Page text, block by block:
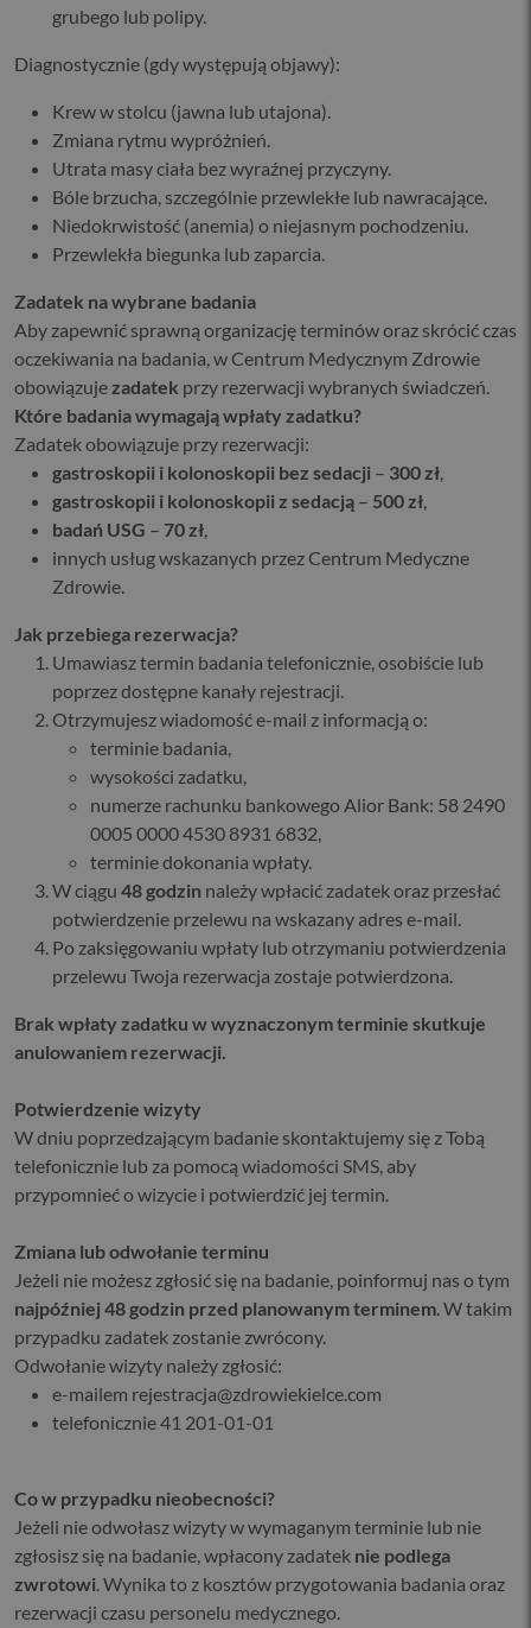
grubego lub polipy.
Diagnostycznie (gdy występują objawy):
Krew w stolcu (jawna lub utajona).
Zmiana rytmu wypróżnień.
Utrata masy ciała bez wyraźnej przyczyny.
Bóle brzucha, szczególnie przewlekłe lub nawracające.
Niedokrwistość (anemia) o niejasnym pochodzeniu.
Przewlekła biegunka lub zaparcia.
Zadatek na wybrane badania
Aby zapewnić sprawną organizację terminów oraz skrócić czas
oczekiwania na badania, w Centrum Medycznym Zdrowie
obowiązuje zadatek przy rezerwacji wybranych świadczeń.
Które badania wymagają wpłaty zadatku?
Zadatek obowiązuje przy rezerwacji:
gastroskopii i kolonoskopii bez sedacji – 300 zł,
gastroskopii i kolonoskopii z sedacją – 500 zł,
badań USG – 70 zł,
innych usług wskazanych przez Centrum Medyczne
Zdrowie.
Jak przebiega rezerwacja?
Umawiasz termin badania telefonicznie, osobiście lub
poprzez dostępne kanały rejestracji.
Otrzymujesz wiadomość e-mail z informacją o:
terminie badania,
wysokości zadatku,
numerze rachunku bankowego Alior Bank: 58 2490
0005 0000 4530 8931 6832,
terminie dokonania wpłaty.
W ciągu 48 godzin należy wpłacić zadatek oraz przesłać
potwierdzenie przelewu na wskazany adres e-mail.
Po zaksięgowaniu wpłaty lub otrzymaniu potwierdzenia
przelewu Twoja rezerwacja zostaje potwierdzona.
Brak wpłaty zadatku w wyznaczonym terminie skutkuje
anulowaniem rezerwacji.
Potwierdzenie wizyty
W dniu poprzedzającym badanie skontaktujemy się z Tobą
telefonicznie lub za pomocą wiadomości SMS, aby
przypomnieć o wizycie i potwierdzić jej termin.
Zmiana lub odwołanie terminu
Jeżeli nie możesz zgłosić się na badanie, poinformuj nas o tym
najpóźniej 48 godzin przed planowanym terminem. W takim
przypadku zadatek zostanie zwrócony.
Odwołanie wizyty należy zgłosić:
e-mailem rejestracja@zdrowiekielce.com
telefonicznie 41 201-01-01
Co w przypadku nieobecności?
Jeżeli nie odwołasz wizyty w wymaganym terminie lub nie
zgłosisz się na badanie, wpłacony zadatek nie podlega
zwrotowi. Wynika to z kosztów przygotowania badania oraz
rezerwacji czasu personelu medycznego.